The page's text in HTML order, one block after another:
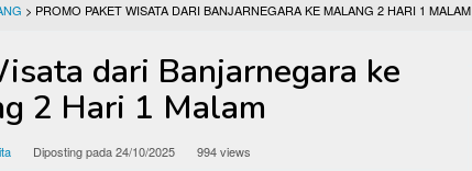
> PROMO PAKET WISATA DARI BANJARNEGARA KE MALANG 2 HARI 1 MALAM
dari Banjarnegara ke
2 Hari 1 Malam
Diposting pada24/10/2025 994 views